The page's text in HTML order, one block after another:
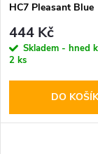
HC7 Pleasant Blue
444 Kč
Skladem - hned
2 ks
DO